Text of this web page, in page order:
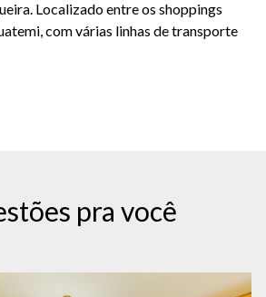
Localizado entre os shoppings
com várias linhas de transporte
pra você